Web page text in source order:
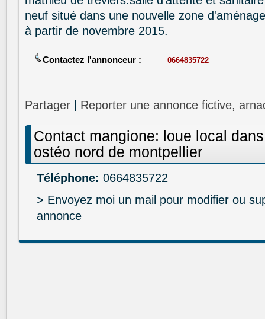
neuf situé dans une nouvelle zone
à partir de novembre 2015.
Contactez l'annonceur : 0664835722
Partager Reporter une annonce fictive,
Contact mangione: loue local
ostéo nord de montpellier
Téléphone: 0664835722
> Envoyez moi un mail pour modifier ou
annonce